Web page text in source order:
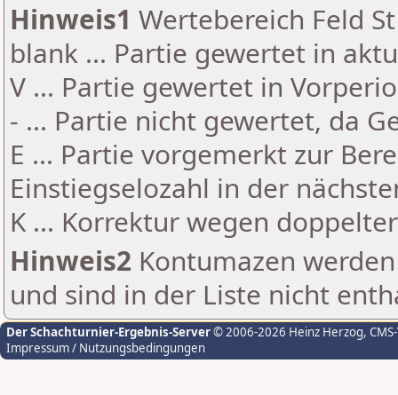
Hinweis1 Wertebereich Feld
blank ... Partie gewertet in
V ... Partie gewertet in
- ... Partie nicht gewertet, da
E ... Partie vorgemerkt zur
Einstiegselozahl in der
K ... Korrektur wegen
Hinweis2 Kontumazen
und sind in der Liste nicht
Der Schachturnier-Ergebnis-Server© 2006-2026 Heinz Herzog,
Impressum / Nutzungsbedingungen